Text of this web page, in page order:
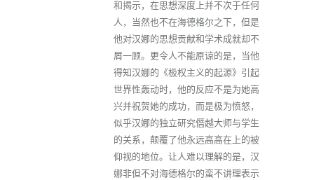
和揭示，在思想深度上并不次于任何
人，当然也不在海德格尔之下，但是
他对汉娜的思想贡献和学术成就却不
屑一顾。更令人不能原谅的是，当他
得知汉娜的《极权主义的起源》引起
世界性轰动时，他的反应不是为她高
兴并祝贺她的成功，而是极为愤怒，
似乎汉娜的独立研究僭越大师与学生
的关系，颠覆了他永远高高在上的被
仰视的地位。让人难以理解的是，汉
娜非但不对海德格尔的蛮不讲理表示